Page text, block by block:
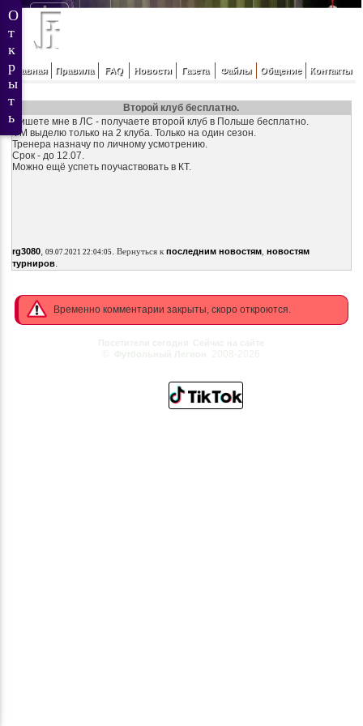
Главная Правила FAQ Новости Газета Файлы Общение Контакты
Второй клуб бесплатно.
Пишете мне в ЛС - получаете второй клуб в Польше бесплатно.
ФМ выделю только на 2 клуба. Только на один сезон.
Тренера назначу по личному усмотрению.
Срок - до 12.07.
Можно ещё успеть поучаствовать в КТ.
rg3080, 09.07.2021 22:04:05 . Вернуться к последним новостям, новостям
турниров.
Временно комментарии закрыты, скоро откроются.